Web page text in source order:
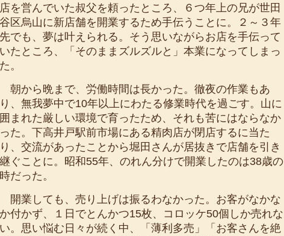
店を営んでいた叔父を頼ったところ、６つ年上の兄が世田
谷区烏山に新店舗を開業するため手伝うことに。２～３年
先でも、夢は叶えられる。そう思いながらお店を手伝って
いたところ、「そのままズルズルと」本業になってしまっ
た。
朝から晩まで、労働時間は長かった。徹夜の作業もあ
り、無我夢中で10年以上にわたる修業時代を過ごす。山に
囲まれた厳しい環境で育ったため、それも苦にはならなか
った。下高井戸駅前市場にある精肉店が閉店するに当た
り、交流があったことから堀田さんが居抜きで店舗を引き
継ぐことに。昭和55年、のれん分けで開業したのは38歳の
時だった。
開業しても、売り上げは振るわなかった。お客がなかな
か付かず、１日でとんかつ15枚、コロッケ50個しか売れな
い。思い悩む日々が続く中、「薄利多売」「お客さんを絶